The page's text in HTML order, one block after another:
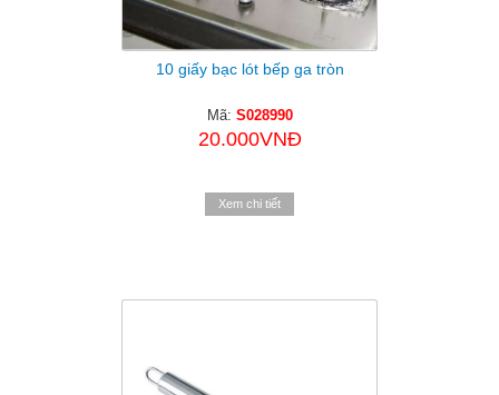
10 giấy bạc lót bếp ga tròn
Mã: S028990
20.000VNĐ
Xem chi tiết